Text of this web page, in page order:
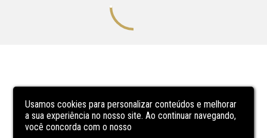
Usamos cookies para personalizar conteúdos e melhorar
a sua experiência no nosso site. Ao continuar navegando,
você concorda com o nosso